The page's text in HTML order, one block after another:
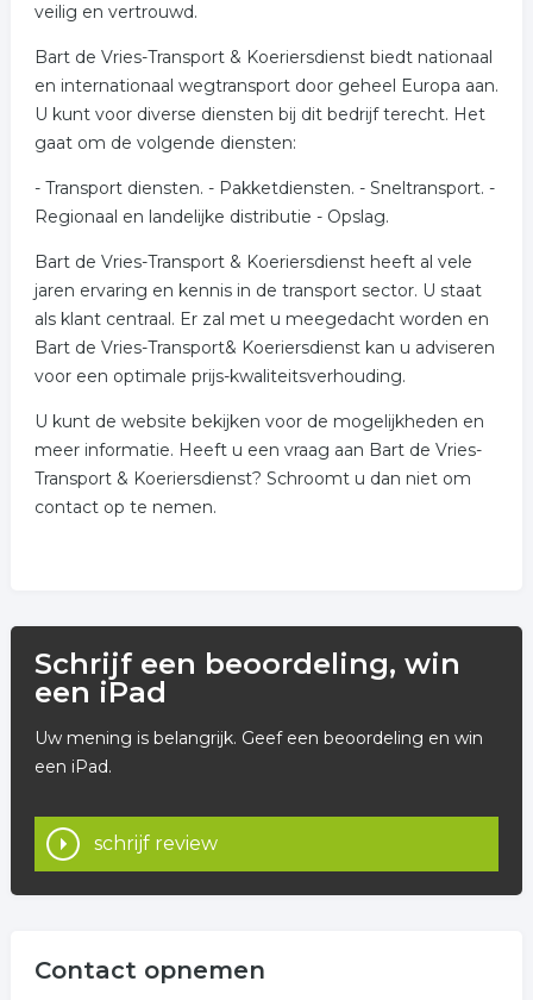
veilig en vertrouwd.
Bart de Vries-Transport & Koeriersdienst biedt nationaal
en internationaal wegtransport door geheel Europa aan.
U kunt voor diverse diensten bij dit bedrijf terecht. Het
gaat om de volgende diensten:
- Transport diensten. - Pakketdiensten. - Sneltransport. -
Regionaal en landelijke distributie - Opslag.
Bart de Vries-Transport & Koeriersdienst heeft al vele
jaren ervaring en kennis in de transport sector. U staat
als klant centraal. Er zal met u meegedacht worden en
Bart de Vries-Transport& Koeriersdienst kan u adviseren
voor een optimale prijs-kwaliteitsverhouding.
U kunt de website bekijken voor de mogelijkheden en
meer informatie. Heeft u een vraag aan Bart de Vries-
Transport & Koeriersdienst? Schroomt u dan niet om
contact op te nemen.
Schrijf een beoordeling, win
een iPad
Uw mening is belangrijk. Geef een beoordeling en win
een iPad.
schrijf review
Contact opnemen